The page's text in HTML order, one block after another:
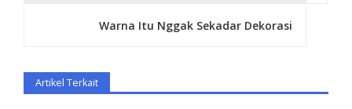
a
v
Warna Itu Nggak Sekadar Dekorasi
Artikel Terkait